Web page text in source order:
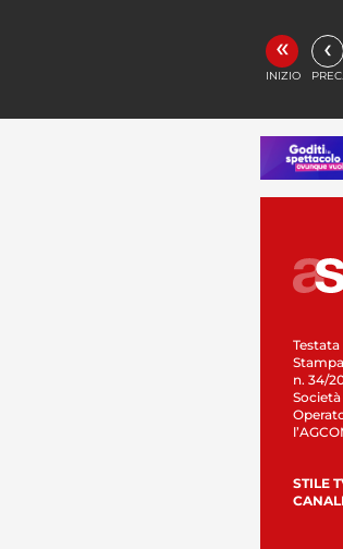
«
INIZIO
‹
PREC.
n. 34/
STILE